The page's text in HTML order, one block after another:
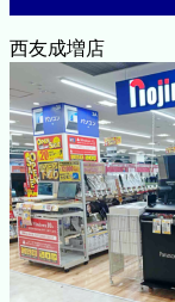
西友成増店